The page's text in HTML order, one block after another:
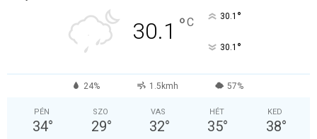
30.1 °C 30.1 °
30.1 °
24% 1.5kmh 57%
PÉN
34°
SZO
29°
VAS
32°
HÉT
35°
KED
38°